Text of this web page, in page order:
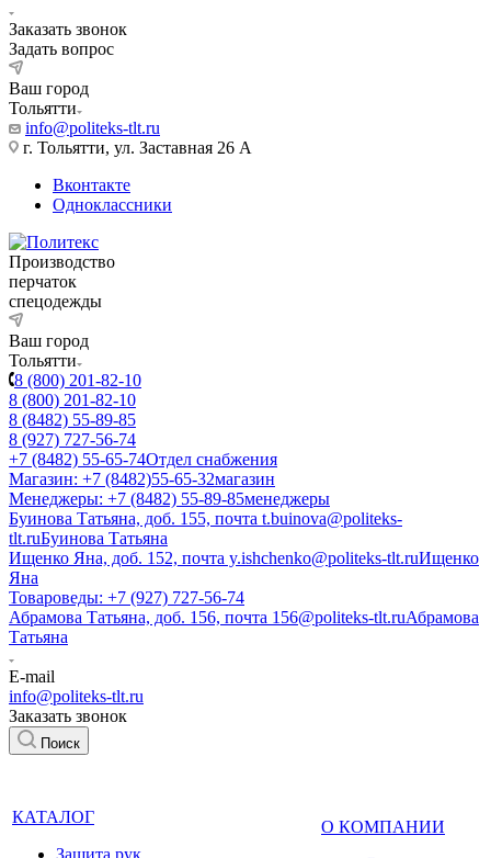
Заказать звонок
Задать вопрос
Ваш город
Тольятти
info@politeks-tlt.ru
г. Тольятти, ул. Заставная 26 А
Вконтакте
Одноклассники
Производство
перчаток
спецодежды
Ваш город
Тольятти
8 (800) 201-82-10
8 (800) 201-82-10
8 (8482) 55-89-85
8 (927) 727-56-74
+7 (8482) 55-65-74Отдел снабжения
Магазин: +7 (8482)55-65-32магазин
Менеджеры: +7 (8482) 55-89-85менеджеры
Буинова Татьяна, доб. 155, почта t.buinova@politeks-
tlt.ruБуинова Татьяна
Ищенко Яна, доб. 152, почта y.ishchenko@politeks-tlt.ruИщенко
Яна
Товароведы: +7 (927) 727-56-74
Абрамова Татьяна, доб. 156, почта 156@politeks-tlt.ruАбрамова
Татьяна
E-mail
info@politeks-tlt.ru
Заказать звонок
Поиск
КАТАЛОГ
Защита рук
О КОМПАНИИ